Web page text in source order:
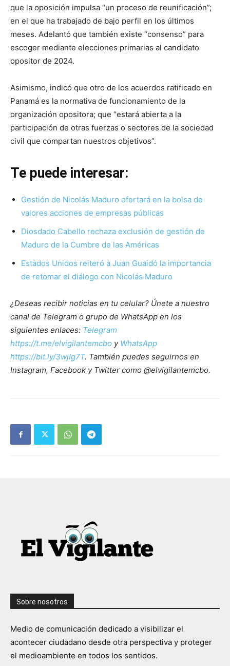
que la oposición impulsa “un proceso de reunificación”;
en el que ha trabajado de bajo perfil en los últimos
meses. Adelantó que también existe “consenso” para
escoger mediante elecciones primarias al candidato
opositor de 2024.
Asimismo, indicó que otro de los acuerdos ratificado en
Panamá es la normativa de funcionamiento de la
organización opositora; que “estará abierta a la
participación de otras fuerzas o sectores de la sociedad
civil que compartan nuestros objetivos”.
Te puede interesar:
Gestión de Nicolás Maduro ofertará en la bolsa de
valores acciones de empresas públicas
Diosdado Cabello rechaza exclusión de gestión de
Maduro de la Cumbre de las Américas
Estados Unidos reiteró a Juan Guaidó la importancia
de retomar el diálogo con Nicolás Maduro
¿Deseas recibir noticias en tu celular? Únete a nuestro
canal de Telegram o grupo de WhatsApp en los
siguientes enlaces: Telegram
https://t.me/elvigilantemcbo y WhatsApp
https://bit.ly/3wjIg7T. También puedes seguirnos en
Instagram, Facebook y Twitter como @elvigilantemcbo.
Sobre nosotros
Medio de comunicación dedicado a visibilizar el
acontecer ciudadano desde otra perspectiva y proteger
el medioambiente en todos los sentidos.